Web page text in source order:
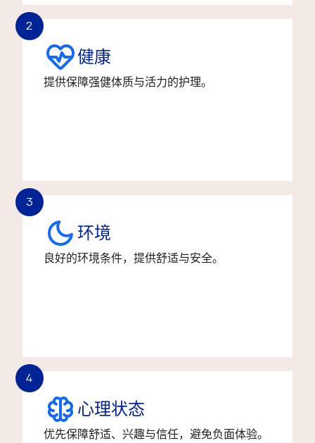
2
健康
提供保障强健体质与活力的护理。
3
环境
良好的环境条件，提供舒适与安全。
4
心理状态
优先保障舒适、兴趣与信任，避免负面体验。